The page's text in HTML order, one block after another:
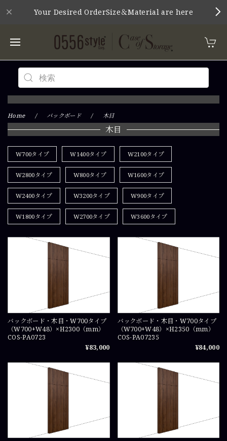
Your Desired OrderSize＆Material are here
Home バックボード 木目
木目
W700タイプ W1400タイプ W2100タイプ
W2800タイプ W800タイプ W1600タイプ
W2400タイプ W3200タイプ W900タイプ
W1800タイプ W2700タイプ W3600タイプ
バックボード・木目・W700タイプ
（W700+W48）×H2300（mm）
COS-PA0723
¥83,000
バックボード・木目・W700タイプ
（W700+W48）×H2350（mm）
COS-PA07235
¥84,000